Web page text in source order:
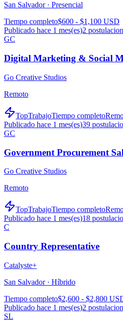
San Salvador · Presencial
Tiempo completo$600 - $1,100 USD
Publicado hace 1 mes(es)2
GC
Digital Marketing & Social
Go Creative Studios
Remoto
TopTrabajoTiempo completo
Publicado hace 1 mes(es)39
GC
Government Procurement
Go Creative Studios
Remoto
TopTrabajoTiempo completo
Publicado hace 1 mes(es)18
C
Country Representative
Catalyste+
San Salvador · Híbrido
Tiempo completo$2,600 - $2,800
Publicado hace 1 mes(es)2
SL